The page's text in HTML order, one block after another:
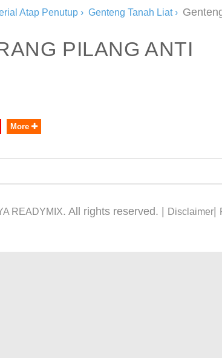
Atap Penutup › Genteng Tanah Liat›
PILANG ANTI
More
READYMIX. All rights reserved. | Disclaimer